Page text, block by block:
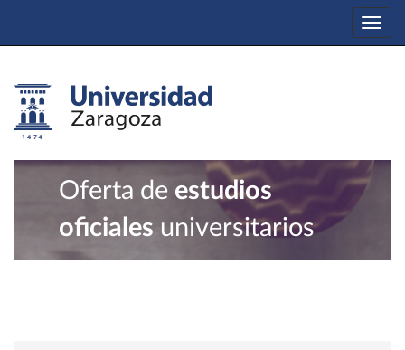
Oferta de estudios
oficiales universitarios